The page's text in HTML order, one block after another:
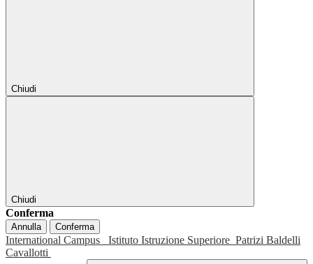
Chiudi
Chiudi
Conferma
Annulla Conferma
International Campus Istituto Istruzione Superiore Patrizi Baldelli
Cavallotti